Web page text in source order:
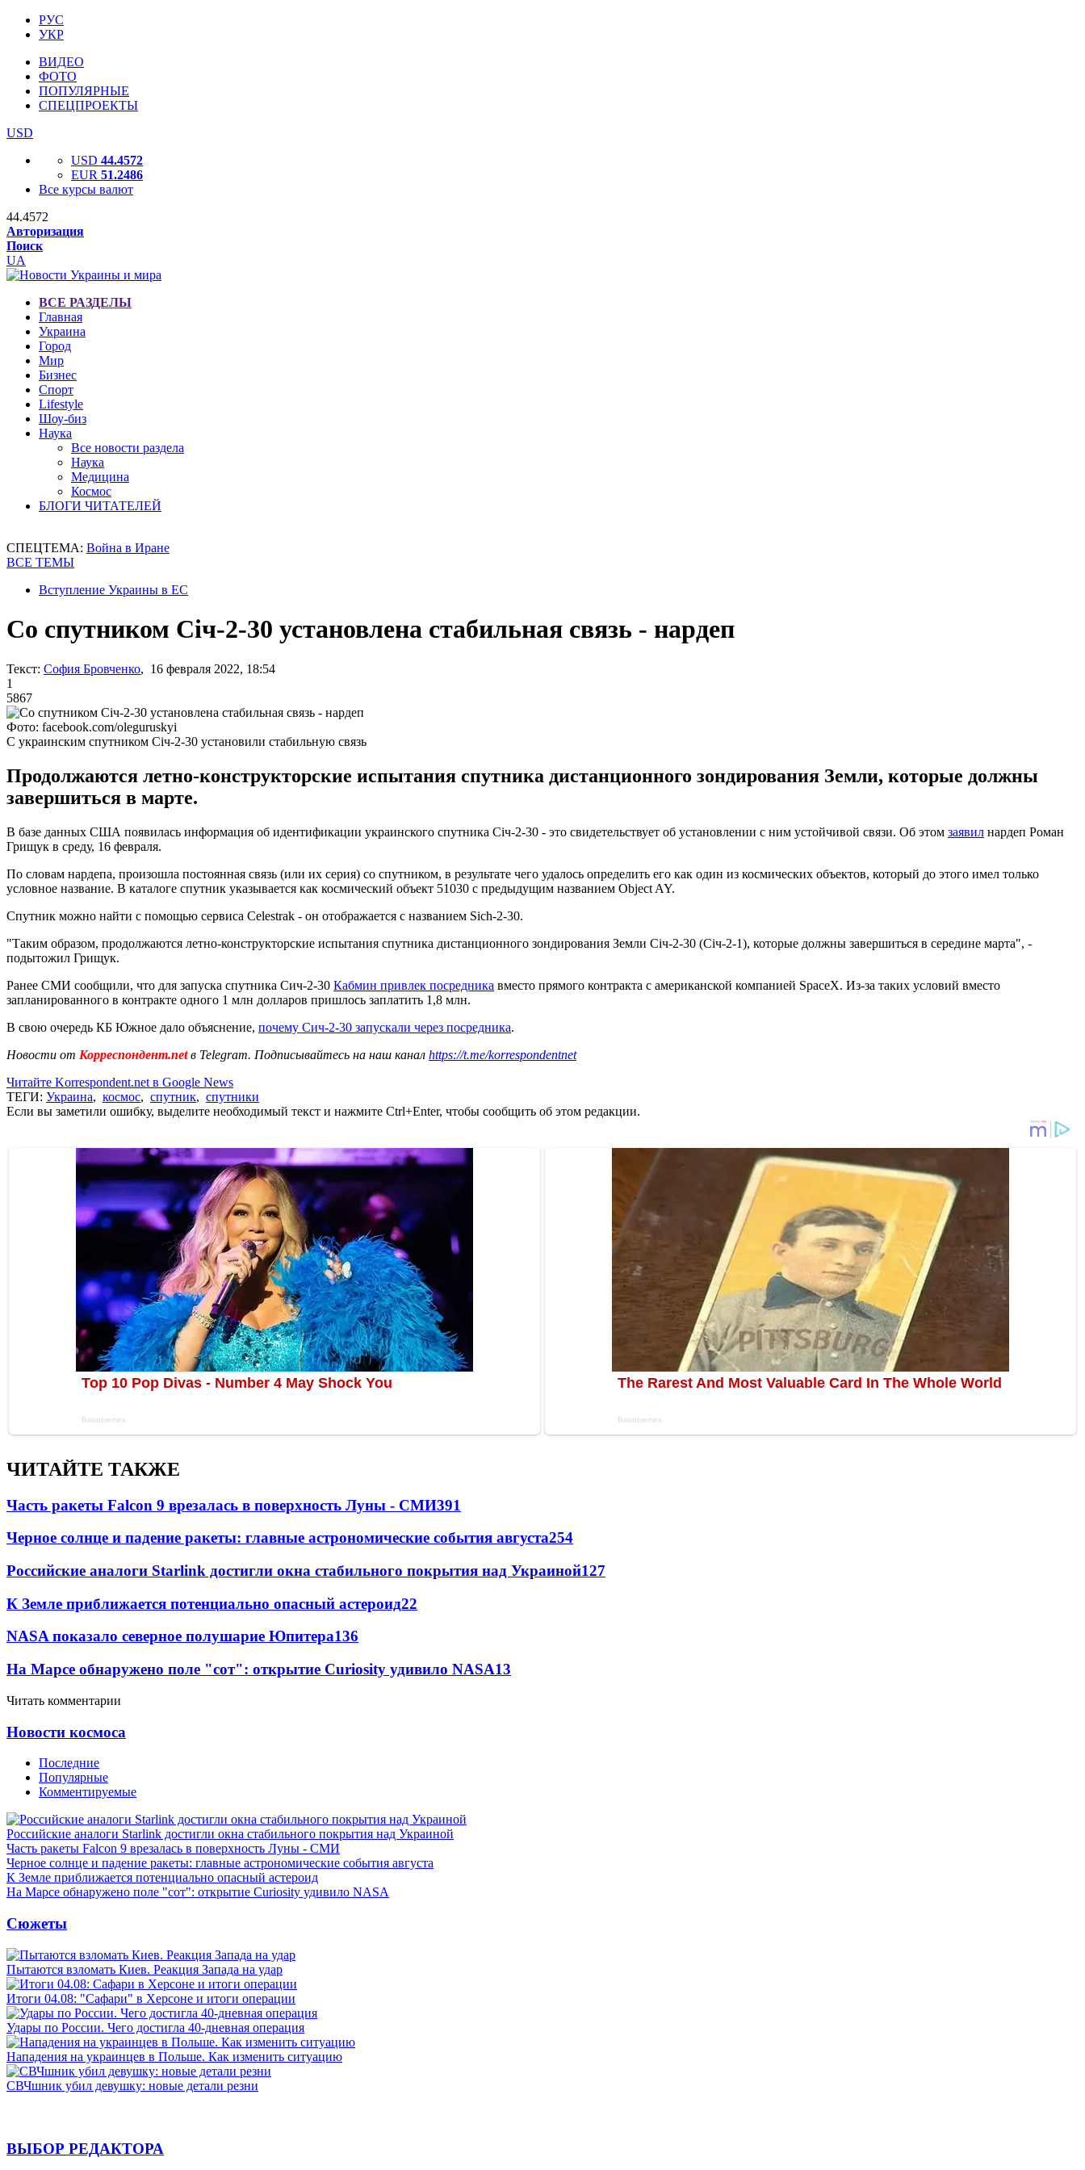
РУС
УКР
ВИДЕО
ФОТО
ПОПУЛЯРНЫЕ
СПЕЦПРОЕКТЫ
USD
USD 44.4572
EUR 51.2486
Все курсы валют
44.4572
Авторизация
Поиск
UA
ВСЕ РАЗДЕЛЫ
Главная
Украина
Город
Мир
Бизнес
Спорт
Lifestyle
Шоу-биз
Наука
Все новости раздела
Наука
Медицина
Космос
БЛОГИ ЧИТАТЕЛЕЙ
СПЕЦТЕМА: Война в Иране
ВСЕ ТЕМЫ
Вступление Украины в ЕС
Со спутником Січ-2-30 установлена стабильная связь - нардеп
Текст: София Бровченко, 16 февраля 2022, 18:54
1
5867
Фото: facebook.com/oleguruskyi
С украинским спутником Січ-2-30 установили стабильную связь
Продолжаются летно-конструкторские испытания спутника дистанционного зондирования Земли, которые должны
завершиться в марте.
В базе данных США появилась информация об идентификации украинского спутника Січ-2-30 - это свидетельствует об установлении с ним устойчивой связи. Об этом заявил нардеп Роман
Грищук в среду, 16 февраля.
По словам нардепа, произошла постоянная связь (или их серия) со спутником, в результате чего удалось определить его как один из космических объектов, который до этого имел только
условное название. В каталоге спутник указывается как космический объект 51030 с предыдущим названием Object AY.
Спутник можно найти с помощью сервиса Celestrak - он отображается с названием Sich-2-30.
"Таким образом, продолжаются летно-конструкторские испытания спутника дистанционного зондирования Земли Січ-2-30 (Січ-2-1), которые должны завершиться в середине марта", -
подытожил Грищук.
Ранее СМИ сообщили, что для запуска спутника Сич-2-30 Кабмин привлек посредника вместо прямого контракта с американской компанией SpaceX. Из-за таких условий вместо
запланированного в контракте одного 1 млн долларов пришлось заплатить 1,8 млн.
В свою очередь КБ Южное дало объяснение, почему Сич-2-30 запускали через посредника.
Новости от Корреспондент.netв Telegram. Подписывайтесь на наш канал https://t.me/korrespondentnet
Читайте Korrespondent.net в Google News
ТЕГИ: Украина, космос, спутник, спутники
Если вы заметили ошибку, выделите необходимый текст и нажмите Ctrl+Enter, чтобы сообщить об этом редакции.
ЧИТАЙТЕ ТАКЖЕ
Часть ракеты Falcon 9 врезалась в поверхность Луны - СМИ391
Черное солнце и падение ракеты: главные астрономические события августа254
Российские аналоги Starlink достигли окна стабильного покрытия над Украиной127
К Земле приближается потенциально опасный астероид22
NASA показало северное полушарие Юпитера136
На Марсе обнаружено поле "сот": открытие Curiosity удивило NASA13
Читать комментарии
Новости космоса
Последние
Популярные
Комментируемые
Российские аналоги Starlink достигли окна стабильного покрытия над Украиной
Часть ракеты Falcon 9 врезалась в поверхность Луны - СМИ
Черное солнце и падение ракеты: главные астрономические события августа
К Земле приближается потенциально опасный астероид
На Марсе обнаружено поле "сот": открытие Curiosity удивило NASA
Сюжеты
Пытаются взломать Киев. Реакция Запада на удар
Итоги 04.08: "Сафари" в Херсоне и итоги операции
Удары по России. Чего достигла 40-дневная операция
Нападения на украинцев в Польше. Как изменить ситуацию
СВЧшник убил девушку: новые детали резни
ВЫБОР РЕДАКТОРА